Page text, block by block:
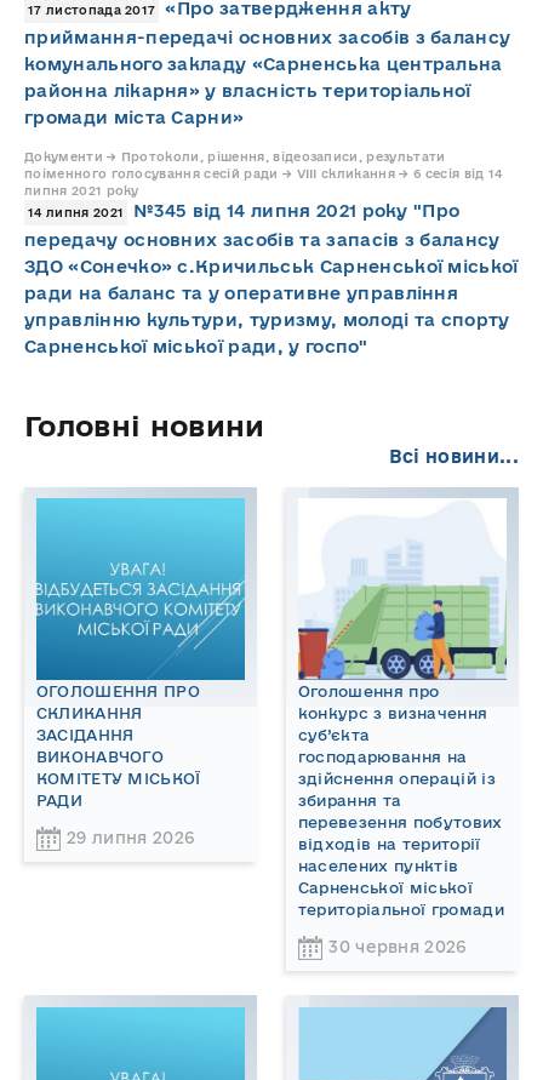
17 листопада 2017
«Про затвердження акту
приймання-передачі основних засобів з балансу
комунального закладу «Сарненська центральна
районна лікарня» у власність територіальної
громади міста Сарни»
Документи → Протоколи, рішення, відеозаписи, результати
поіменного голосування сесій ради → VIII скликання → 6 сесія від 14
липня 2021 року
14 липня 2021
№345 від 14 липня 2021 року "Про
передачу основних засобів та запасів з балансу
ЗДО «Сонечко» с.Кричильськ Сарненської міської
ради на баланс та у оперативне управління
управлінню культури, туризму, молоді та спорту
Сарненської міської ради, у госпо"
Головні новини
Всі новини...
ОГОЛОШЕННЯ ПРО
СКЛИКАННЯ
ЗАСІДАННЯ
ВИКОНАВЧОГО
КОМІТЕТУ МІСЬКОЇ
РАДИ
29 липня 2026
Оголошення про
конкурс з визначення
суб’єкта
господарювання на
здійснення операцій із
збирання та
перевезення побутових
відходів на території
населених пунктів
Сарненської міської
територіальної громади
30 червня 2026